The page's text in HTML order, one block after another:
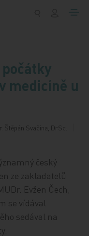
medicíně u
Štěpán Svačina, DrSc.
český
ze zakladatelů
Evžen Čech,
se vídával
sedával na